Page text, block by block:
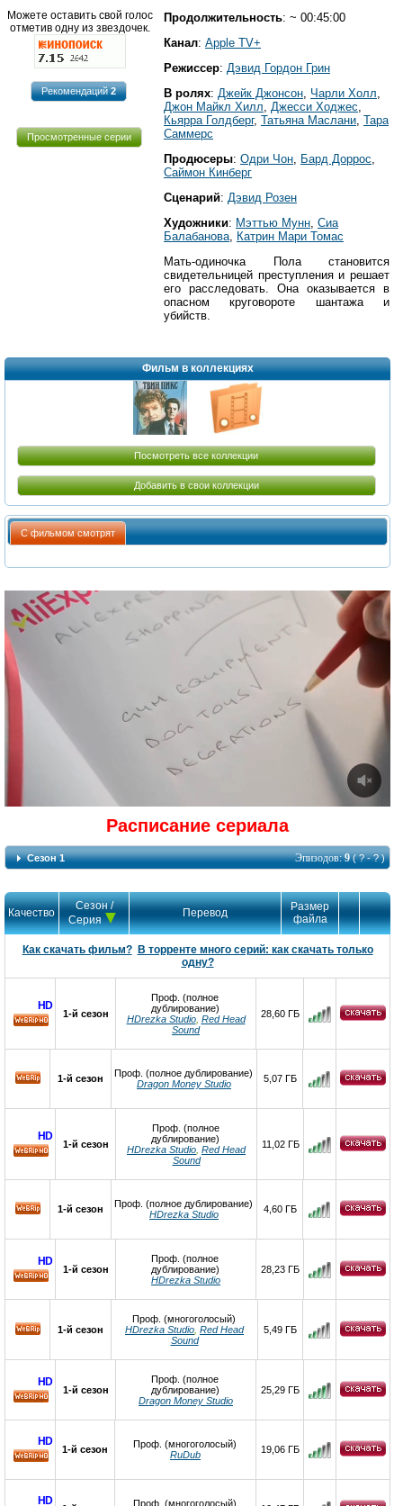
Можете оставить свой голос
отметив одну из звездочек.
Рекомендаций2
Просмотренные серии
Продолжительность: ~ 00:45:00
Канал: Apple TV+
Режиссер: Дэвид Гордон Грин
В ролях: Джейк Джонсон Чарли Холл
Джон Майкл Хилл
Джесси Ходжес
Кьярра Голдберг, Татьяна Маслани Тара
Саммерс
Продюсеры: Одри Чон Бард Доррос
Саймон Кинберг
Сценарий: Дэвид Розен
Художники: Мэттью Мунн Сиа
Балабанова Катрин Мари Томас
Мать-одиночка Пола становится
свидетельницей преступления и решает
его расследовать. Она оказывается в
опасном круговороте шантажа и
убийств.
Фильм в коллекциях
Посмотреть все коллекции
Добавить в свои коллекции
С фильмом смотрят
Расписание сериала
Сезон 1 Эпизодов:9( ? - ? )
Качество
Сезон /
Серия
Перевод
Размер
файла
Как скачать фильм?
В торренте много серий: как скачать только
одну?
HD
1-й сезон
Проф. (полное
дублирование)
HDrezka Studio, Red Head
Sound
28,60 ГБ
1-й сезон
Проф. (полное дублирование)
Dragon Money Studio
5,07 ГБ
HD
1-й сезон
Проф. (полное
дублирование)
HDrezka Studio Red Head
Sound
11,02 ГБ
1-й сезон
Проф. (полное дублирование)
HDrezka Studio
4,60 ГБ
HD
1-й сезон
Проф. (полное
дублирование)
HDrezka Studio
28,23 ГБ
1-й сезон
Проф. (многоголосый)
HDrezka Studio Red Head
Sound
5,49 ГБ
HD
1-й сезон
Проф. (полное
дублирование)
Dragon Money Studio
25,29 ГБ
HD
1-й сезон
Проф. (многоголосый)
RuDub
19,06 ГБ
HD Проф. (многоголосый)